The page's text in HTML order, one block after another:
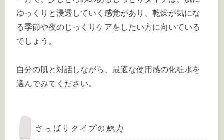
ゆっくりと浸透していく感覚があり、乾燥が気にな
る季節や夜のじっくりケアをしたい方に向いている
でしょう。
自分の肌と対話しながら、最適な使用感の化粧水を
選んでみてください。
さっぱりタイプの魅力